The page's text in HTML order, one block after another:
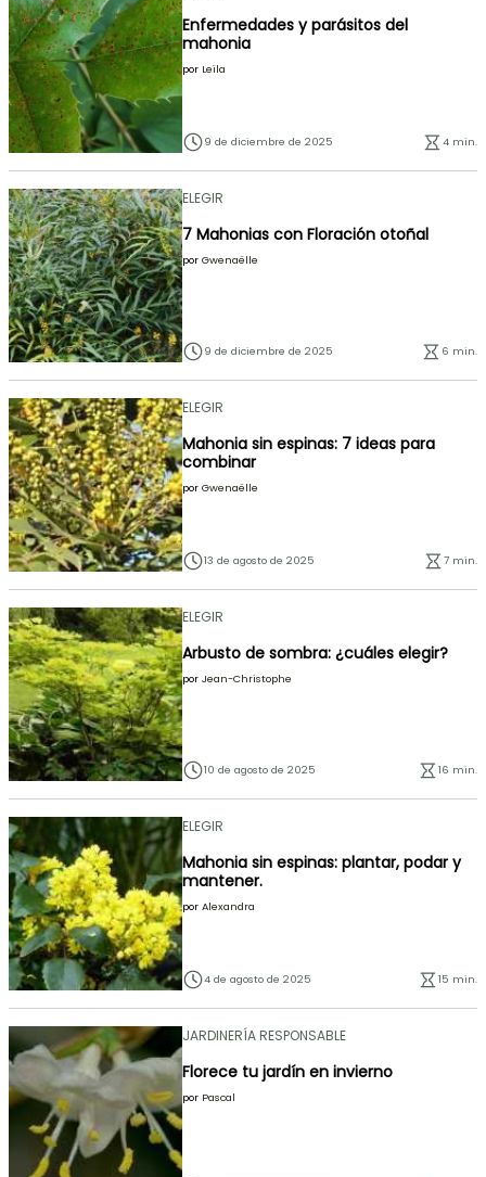
Enfermedades y parásitos del
mahonia
por Leïla
9 de diciembre de 2025 4 min.
ELEGIR
7 Mahonias con Floración otoñal
por Gwenaëlle
9 de diciembre de 2025 6 min.
ELEGIR
Mahonia sin espinas: 7 ideas para
combinar
por Gwenaëlle
13 de agosto de 2025 7 min.
ELEGIR
Arbusto de sombra: ¿cuáles elegir?
por Jean-Christophe
10 de agosto de 2025 16 min.
ELEGIR
Mahonia sin espinas: plantar, podar y
mantener.
por Alexandra
4 de agosto de 2025 15 min.
JARDINERÍA RESPONSABLE
Florece tu jardín en invierno
por Pascal